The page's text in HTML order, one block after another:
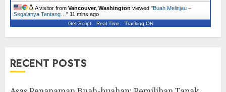
A visitor from Vancouver, Washington viewed "Buah Melinjau –
Segalanya Tentang… " 11 mins ago
Get Script Real Time Tracking ON
RECENT POSTS